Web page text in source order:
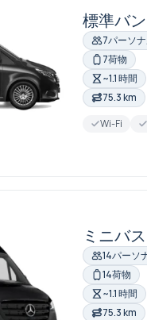
標準バン
7パーソ
7荷物
~1.1 時間
75.3 km
Wi-Fi
ミニバス
14パーソ
14荷物
~1.1 時間
75.3 km